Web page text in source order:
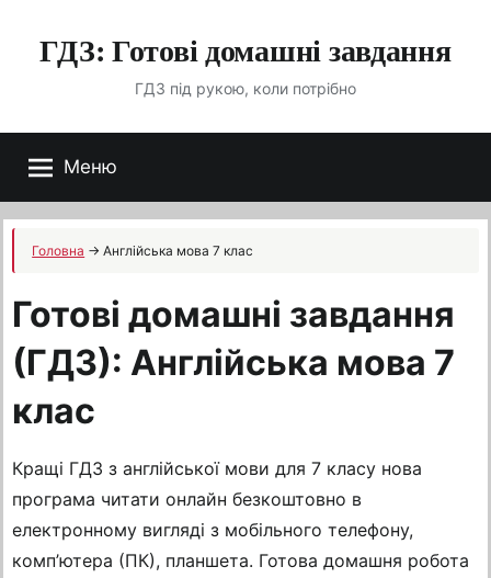
ГДЗ: Готові домашні завдання
ГДЗ під рукою, коли потрібно
Меню
Головна →Англійська мова 7 клас
Готові домашні завдання
(ГДЗ): Англійська мова 7
клас
Кращі ГДЗ з англійської мови для 7 класу нова
програма читати онлайн безкоштовно в
електронному вигляді з мобільного телефону,
комп’ютера (ПК), планшета. Готова домашня робота